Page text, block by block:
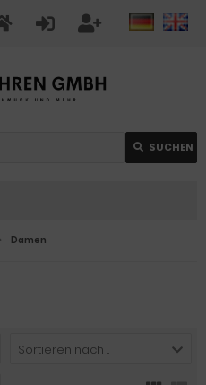
SUCHEN
Damen
Sortieren nach ...